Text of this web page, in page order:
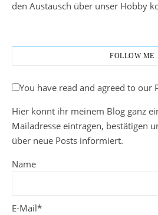
den Austausch über unser Hobby
FOLLOW ME
You have read and agreed to our
Hier könnt ihr meinem Blog ganz
Mailadresse eintragen, bestätigen
über neue Posts informiert.
Name
E-Mail*